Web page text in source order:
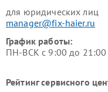
для юридических лиц
manager@fix-haier.ru
График работы:
ПН-ВСК с 9:00 до
Рейтинг сервисного